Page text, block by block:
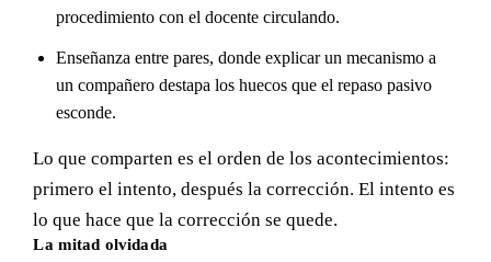
procedimiento con el docente circulando.
Enseñanza entre pares, donde explicar un mecanismo a
un compañero destapa los huecos que el repaso pasivo
esconde.
Lo que comparten es el orden de los acontecimientos:
primero el intento, después la corrección. El intento es
lo que hace que la corrección se quede.
La mitad olvidada